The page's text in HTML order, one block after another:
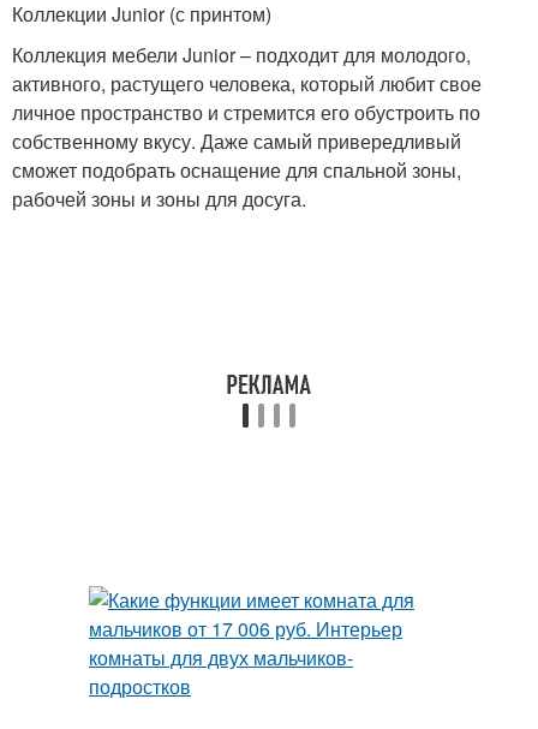
Коллекции Junior (с принтом)
Коллекция мебели Junior – подходит для молодого,
активного, растущего человека, который любит свое
личное пространство и стремится его обустроить по
собственному вкусу. Даже самый привередливый
сможет подобрать оснащение для спальной зоны,
рабочей зоны и зоны для досуга.